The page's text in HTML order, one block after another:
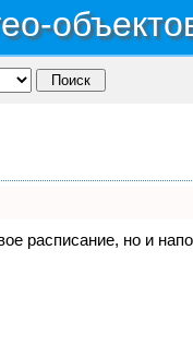
расписание, но и